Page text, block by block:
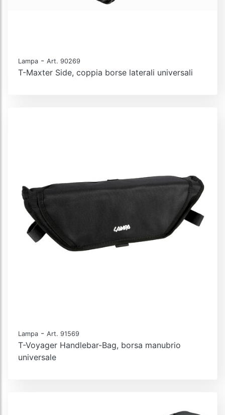
Lampa - Art. 90269
T-Maxter Side, coppia borse laterali universali
Lampa - Art. 91569
T-Voyager Handlebar-Bag, borsa manubrio
universale